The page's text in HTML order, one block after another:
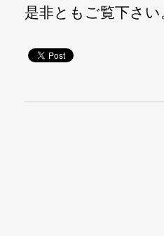
是非ともご覧下さい